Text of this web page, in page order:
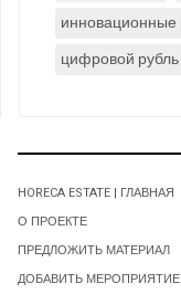
цифровой рубль
HORECA ESTATE | ГЛАВНАЯ
О ПРОЕКТЕ
ПРЕДЛОЖИТЬ МАТЕРИАЛ
ДОБАВИТЬ МЕРОПРИЯТИЕ